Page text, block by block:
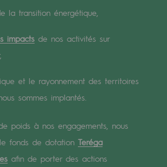
et nos valeurs
certifiée
institutionnelles
la transition énergétique,
impacts de nos activités sur
et le rayonnement des territoires
sommes implantés.
poids à nos engagements, nous
fonds de dotation Teréga
afin de porter des actions